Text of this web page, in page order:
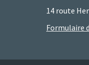
14 route
Formulaire